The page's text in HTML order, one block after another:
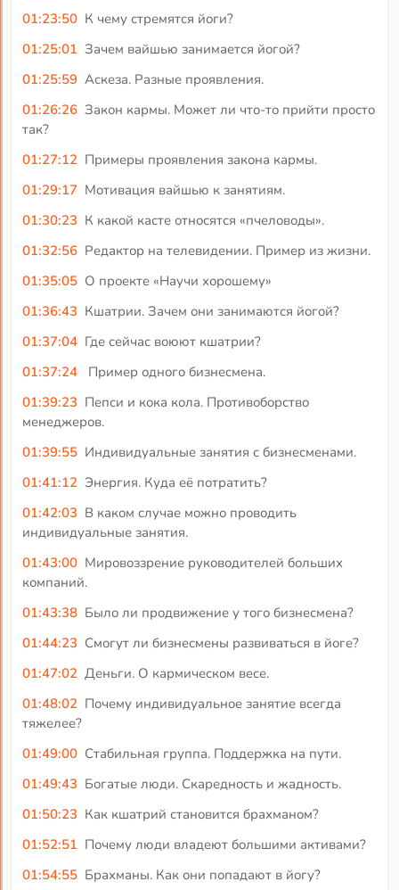
01:23:50 К чему стремятся йоги?
01:25:01 Зачем вайшью занимается йогой?
01:25:59 Аскеза. Разные проявления.
01:26:26 Закон кармы. Может ли что-то прийти просто
так?
01:27:12 Примеры проявления закона кармы.
01:29:17 Мотивация вайшью к занятиям.
01:30:23 К какой касте относятся «пчеловоды».
01:32:56 Редактор на телевидении. Пример из жизни.
01:35:05 О проекте «Научи хорошему»
01:36:43 Кшатрии. Зачем они занимаются йогой?
01:37:04 Где сейчас воюют кшатрии?
01:37:24
Пример одного бизнесмена.
01:39:23 Пепси и кока кола. Противоборство
менеджеров.
01:39:55 Индивидуальные занятия с бизнесменами.
01:41:12 Энергия. Куда её потратить?
01:42:03 В каком случае можно проводить
индивидуальные занятия.
01:43:00 Мировоззрение руководителей больших
компаний.
01:43:38 Было ли продвижение у того бизнесмена?
01:44:23 Смогут ли бизнесмены развиваться в йоге?
01:47:02 Деньги. О кармическом весе.
01:48:02 Почему индивидуальное занятие всегда
тяжелее?
01:49:00 Стабильная группа. Поддержка на пути.
01:49:43 Богатые люди. Скаредность и жадность.
01:50:23 Как кшатрий становится брахманом?
01:52:51 Почему люди владеют большими активами?
01:54:55 Брахманы. Как они попадают в йогу?